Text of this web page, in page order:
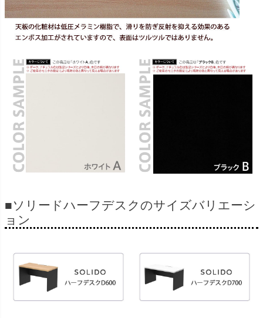
■ソリードハーフデスクのサイズバリエーシ
ョン